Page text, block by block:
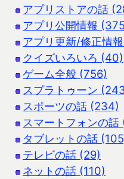
アプリストアの話
アプリ公開情報
アプリ更新/修正情
クイズいろいろ (40)
ゲーム全般 (756)
スプラトゥーン
スポーツの話 (234)
スマートフォンの
タブレットの話
テレビの話 (29)
ネットの話 (110)